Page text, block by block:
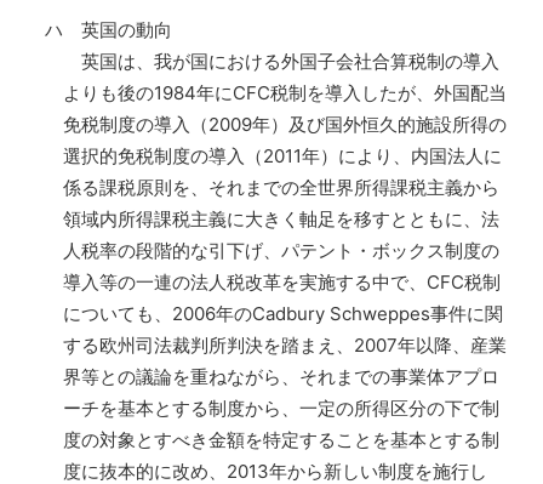
ハ 英国の動向
英国は、我が国における外国子会社合算税制の導入
よりも後の1984年にCFC税制を導入したが、外国配当
免税制度の導入（2009年）及び国外恒久的施設所得の
選択的免税制度の導入（2011年）により、内国法人に
係る課税原則を、それまでの全世界所得課税主義から
領域内所得課税主義に大きく軸足を移すとともに、法
人税率の段階的な引下げ、パテント・ボックス制度の
導入等の一連の法人税改革を実施する中で、CFC税制
についても、2006年のCadbury Schweppes事件に関
する欧州司法裁判所判決を踏まえ、2007年以降、産業
界等との議論を重ねながら、それまでの事業体アプロ
ーチを基本とする制度から、一定の所得区分の下で制
度の対象とすべき金額を特定することを基本とする制
度に抜本的に改め、2013年から新しい制度を施行し